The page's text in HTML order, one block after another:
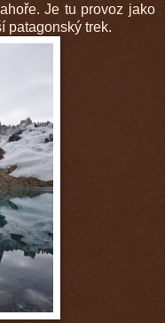
Je tu provoz jako
patagonský trek.